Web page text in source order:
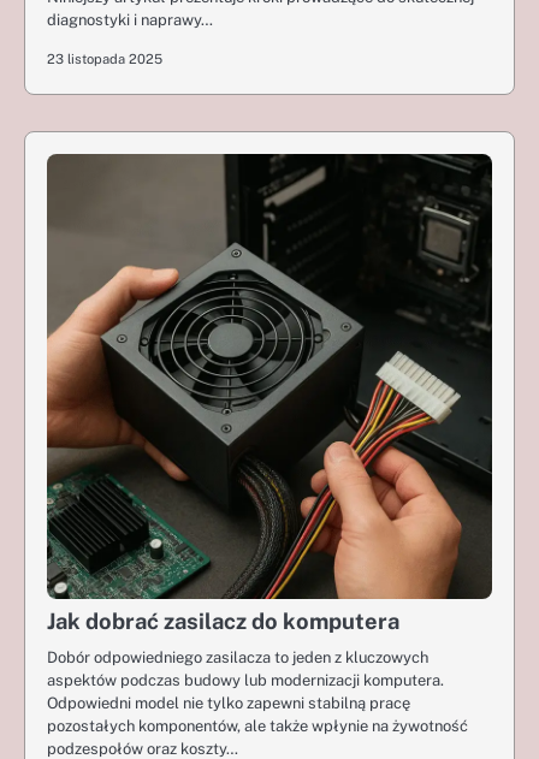
diagnostyki i naprawy…
23 listopada 2025
Jak dobrać zasilacz do komputera
Dobór odpowiedniego zasilacza to jeden z kluczowych
aspektów podczas budowy lub modernizacji komputera.
Odpowiedni model nie tylko zapewni stabilną pracę
pozostałych komponentów, ale także wpłynie na żywotność
podzespołów oraz koszty…